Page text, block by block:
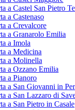
a Castel San Pietro
a Castenaso
a Crevalcore
a Granarolo Emilia
a Imola
a Medicina
a Molinella
a Ozzano Emilia
a Pianoro
a San Giovanni in
a San Lazzaro di
a San Pietro in Casale